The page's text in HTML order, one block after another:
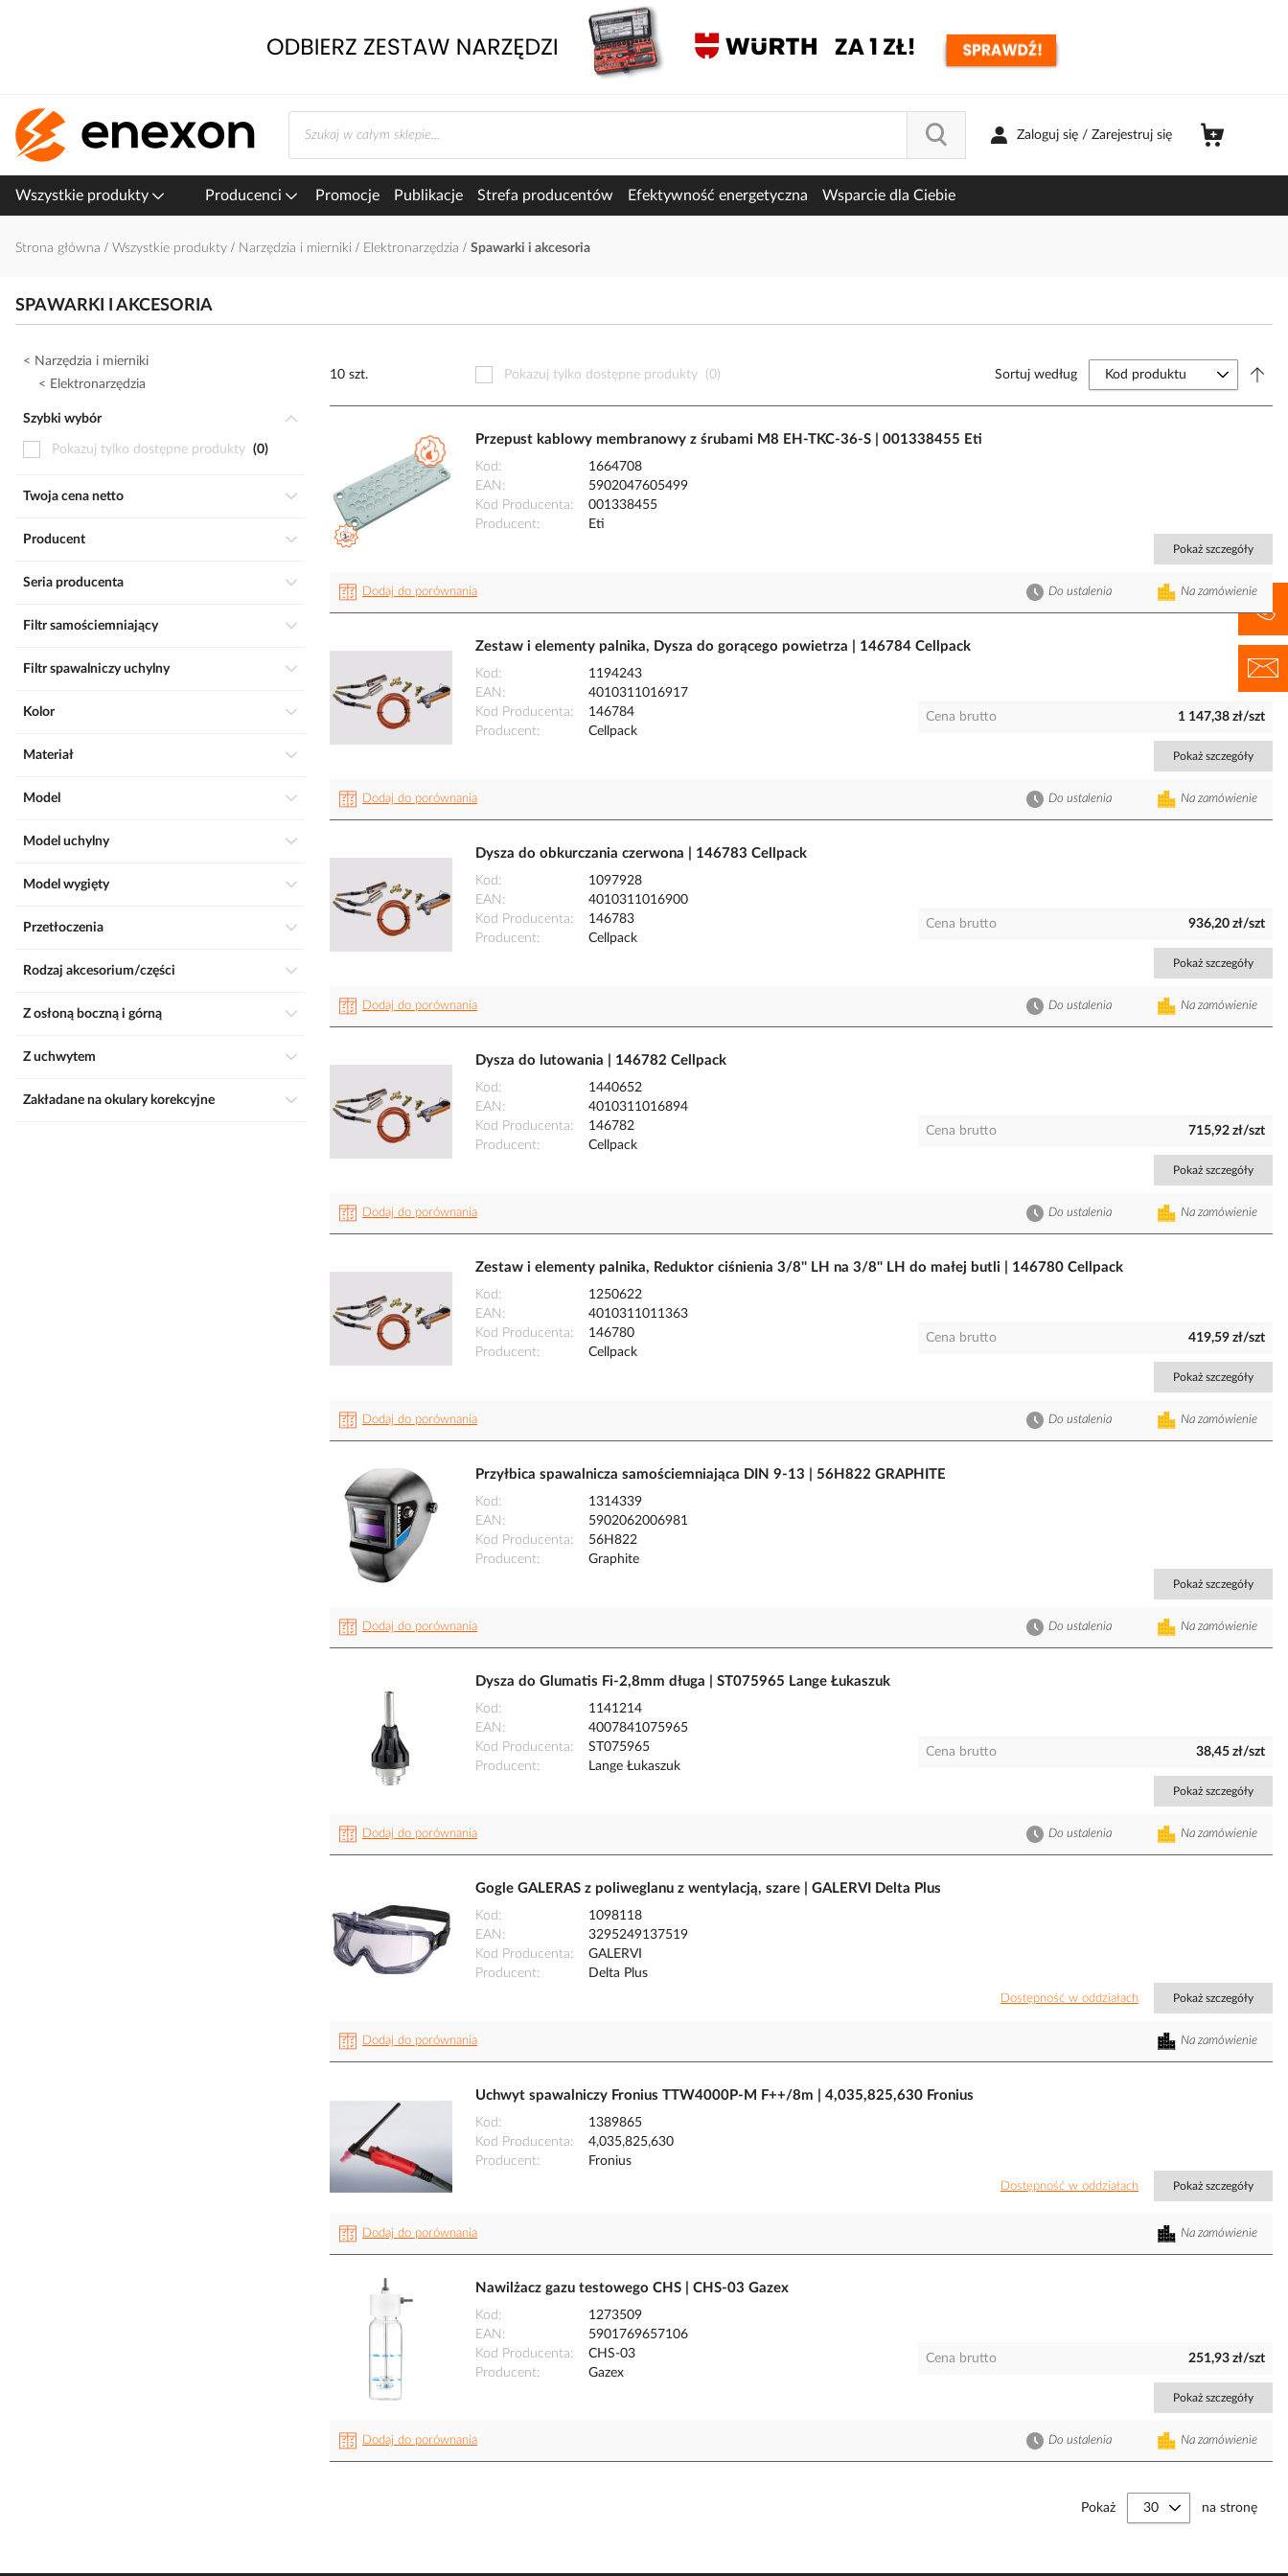
Zaloguj się / Zarejestruj się
Wszystkie produkty Producenci Promocje Publikacje Strefa producentów Efektywność energetyczna Wsparcie dla Ciebie
Strona główna Wszystkie produkty Narzędzia i mierniki Elektronarzędzia Spawarki i akcesoria
SPAWARKI I AKCESORIA
10 szt. Pokazuj tylko dostępne produkty (0) Sortuj według
Przepust kablowy membranowy z śrubami M8 EH-TKC-36-S | 001338455 Eti
Kod
1664708
EAN
5902047605499
Kod Producenta
001338455
Producent
Eti
Pokaż szczegóły
Dodaj do porównania Na zamówienie
Do ustalenia
Zestaw i elementy palnika, Dysza do gorącego powietrza | 146784 Cellpack
Kod
1194243
EAN
4010311016917
Kod Producenta
146784
Producent
Cellpack
Cena brutto 1 147,38 zł/szt
Pokaż szczegóły
Dodaj do porównania Na zamówienie
Do ustalenia
Dysza do obkurczania czerwona | 146783 Cellpack
Kod
1097928
EAN
4010311016900
Kod Producenta
146783
Producent
Cellpack
Cena brutto 936,20 zł/szt
Pokaż szczegóły
Dodaj do porównania Na zamówienie
Do ustalenia
Dysza do lutowania | 146782 Cellpack
Kod
1440652
EAN
4010311016894
Kod Producenta
146782
Producent
Cellpack
Cena brutto 715,92 zł/szt
Pokaż szczegóły
Dodaj do porównania Na zamówienie
Do ustalenia
Zestaw i elementy palnika, Reduktor ciśnienia 3/8'' LH na 3/8'' LH do małej butli | 146780 Cellpack
Kod
1250622
EAN
4010311011363
Kod Producenta
146780
Producent
Cellpack
Cena brutto 419,59 zł/szt
Pokaż szczegóły
Dodaj do porównania Na zamówienie
Do ustalenia
Przyłbica spawalnicza samościemniająca DIN 9-13 | 56H822 GRAPHITE
Kod
1314339
EAN
5902062006981
Kod Producenta
56H822
Producent
Graphite
Pokaż szczegóły
Dodaj do porównania Na zamówienie
Do ustalenia
Dysza do Glumatis Fi-2,8mm długa | ST075965 Lange Łukaszuk
Kod
1141214
EAN
4007841075965
Kod Producenta
ST075965
Producent
Lange Łukaszuk
Cena brutto 38,45 zł/szt
Pokaż szczegóły
Dodaj do porównania Na zamówienie
Do ustalenia
Gogle GALERAS z poliweglanu z wentylacją, szare | GALERVI Delta Plus
Kod
1098118
EAN
3295249137519
Kod Producenta
GALERVI
Producent
Delta Plus
Dostępność w oddziałach Pokaż szczegóły
Dodaj do porównania Na zamówienie
Uchwyt spawalniczy Fronius TTW4000P-M F++/8m | 4,035,825,630 Fronius
Kod
1389865
Kod Producenta
4,035,825,630
Producent
Fronius
Dostępność w oddziałach Pokaż szczegóły
Dodaj do porównania Na zamówienie
Nawilżacz gazu testowego CHS | CHS-03 Gazex
Kod
1273509
EAN
5901769657106
Kod Producenta
CHS-03
Producent
Gazex
Cena brutto 251,93 zł/szt
Pokaż szczegóły
Dodaj do porównania Na zamówienie
Do ustalenia
Pokaż na stronę
Narzędzia i mierniki
Elektronarzędzia
Szybki wybór
Pokazuj tylko dostępne produkty 0
Twoja cena netto
Producent
Seria producenta
Filtr samościemniający
Filtr spawalniczy uchylny
Kolor
Materiał
Model
Model uchylny
Model wygięty
Przetłoczenia
Rodzaj akcesorium/części
Z osłoną boczną i górną
Z uchwytem
Zakładane na okulary korekcyjne